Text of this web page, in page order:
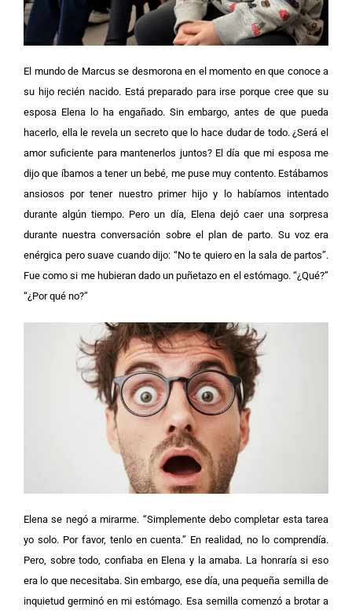
El mundo de Marcus se desmorona en el momento en que conoce a
su hijo recién nacido. Está preparado para irse porque cree que su
esposa Elena lo ha engañado. Sin embargo, antes de que pueda
hacerlo, ella le revela un secreto que lo hace dudar de todo. ¿Será el
amor suficiente para mantenerlos juntos? El día que mi esposa me
dijo que íbamos a tener un bebé, me puse muy contento. Estábamos
ansiosos por tener nuestro primer hijo y lo habíamos intentado
durante algún tiempo. Pero un día, Elena dejó caer una sorpresa
durante nuestra conversación sobre el plan de parto. Su voz era
enérgica pero suave cuando dijo: “No te quiero en la sala de partos”.
Fue como si me hubieran dado un puñetazo en el estómago. “¿Qué?”
“¿Por qué no?”
Elena se negó a mirarme. “Simplemente debo completar esta tarea
yo solo. Por favor, tenlo en cuenta.” En realidad, no lo comprendía.
Pero, sobre todo, confiaba en Elena y la amaba. La honraría si eso
era lo que necesitaba. Sin embargo, ese día, una pequeña semilla de
inquietud germinó en mi estómago. Esa semilla comenzó a brotar a